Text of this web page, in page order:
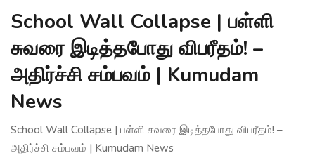
School Wall Collapse | பள்ளி
சுவரை இடித்தபோது விபரீதம்! –
அதிர்ச்சி சம்பவம் | Kumudam
News
School Wall Collapse | பள்ளி சுவரை இடித்தபோது விபரீதம்! –
அதிர்ச்சி சம்பவம் | Kumudam News